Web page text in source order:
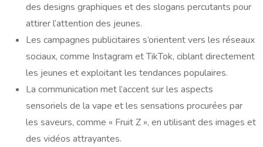
des designs graphiques et des slogans percutants pour
attirer l’attention des jeunes.
Les campagnes publicitaires s’orientent vers les réseaux
sociaux, comme Instagram et TikTok, ciblant directement
les jeunes et exploitant les tendances populaires.
La communication met l’accent sur les aspects
sensoriels de la vape et les sensations procurées par
les saveurs, comme « Fruit Z », en utilisant des images et
des vidéos attrayantes.